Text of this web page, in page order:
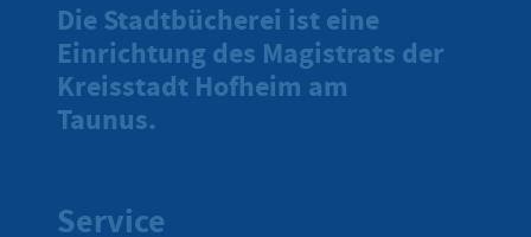
Die Stadtbücherei ist eine
Einrichtung des Magistrats der
Kreisstadt Hofheim am
Taunus.
Service